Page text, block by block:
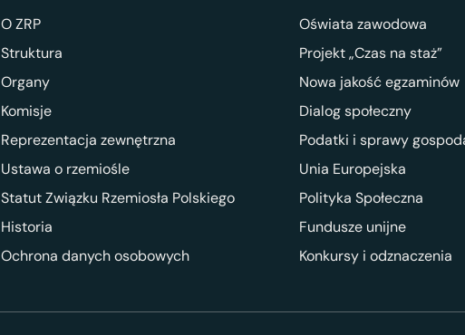
O ZRP
Struktura
Organy
Komisje
Reprezentacja zewnętrzna
Ustawa o rzemiośle
Statut Związku Rzemiosła Polskiego
Historia
Ochrona danych osobowych
Oświata zawodowa
Projekt „Czas na staż”
Nowa jakość egzaminów
Dialog społeczny
Podatki i sprawy
Unia Europejska
Polityka Społeczna
Fundusze unijne
Konkursy i odznaczenia